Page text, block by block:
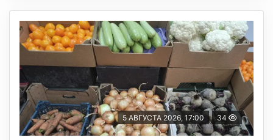
5 АВГУСТА 2026, 17:00 34